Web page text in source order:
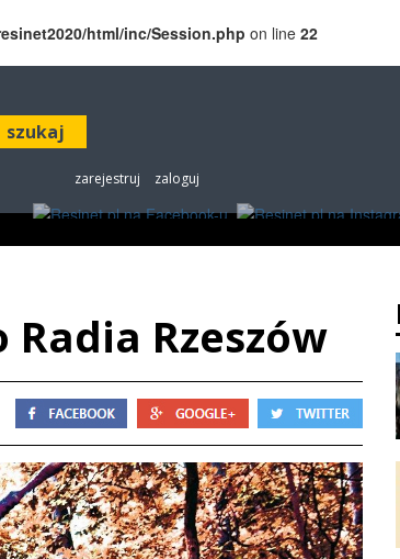
html/inc/Session.php on line 22
zarejestruj zaloguj
Rzeszów